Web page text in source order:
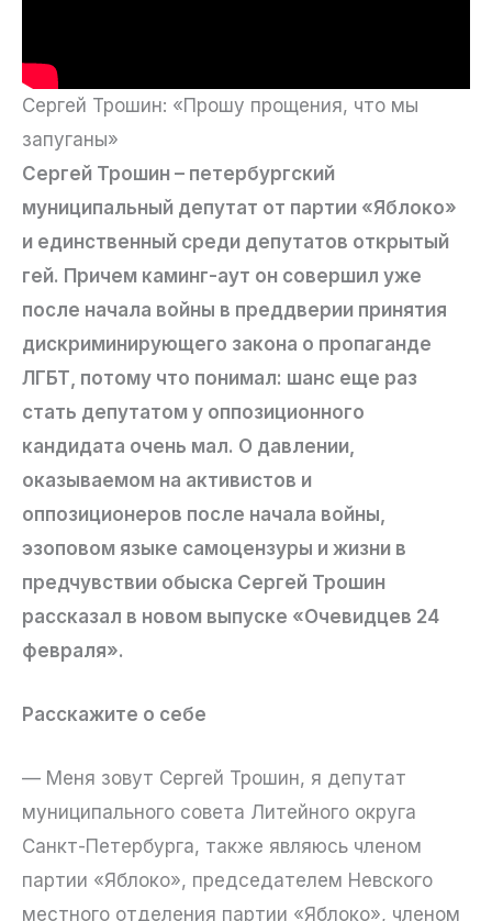
Сергей Трошин: «Прошу прощения, что мы
запуганы»
Сергей Трошин – петербургский
муниципальный депутат от партии «Яблоко»
и единственный среди депутатов открытый
гей. Причем каминг-аут он совершил уже
после начала войны в преддверии принятия
дискриминирующего закона о пропаганде
ЛГБТ, потому что понимал: шанс еще раз
стать депутатом у оппозиционного
кандидата очень мал. О давлении,
оказываемом на активистов и
оппозиционеров после начала войны,
эзоповом языке самоцензуры и жизни в
предчувствии обыска Сергей Трошин
рассказал в новом выпуске «Очевидцев 24
февраля».
Расскажите о себе
— Меня зовут Сергей Трошин, я депутат
муниципального совета Литейного округа
Санкт-Петербурга, также являюсь членом
партии «Яблоко», председателем Невского
местного отделения партии «Яблоко», членом